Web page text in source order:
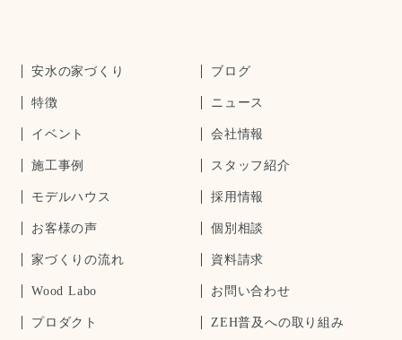
安水の家づくり
特徴
イベント
施工事例
モデルハウス
お客様の声
家づくりの流れ
Wood Labo
プロダクト
ブログ
ニュース
会社情報
スタッフ紹介
採用情報
個別相談
資料請求
お問い合わせ
ZEH普及への取り組み